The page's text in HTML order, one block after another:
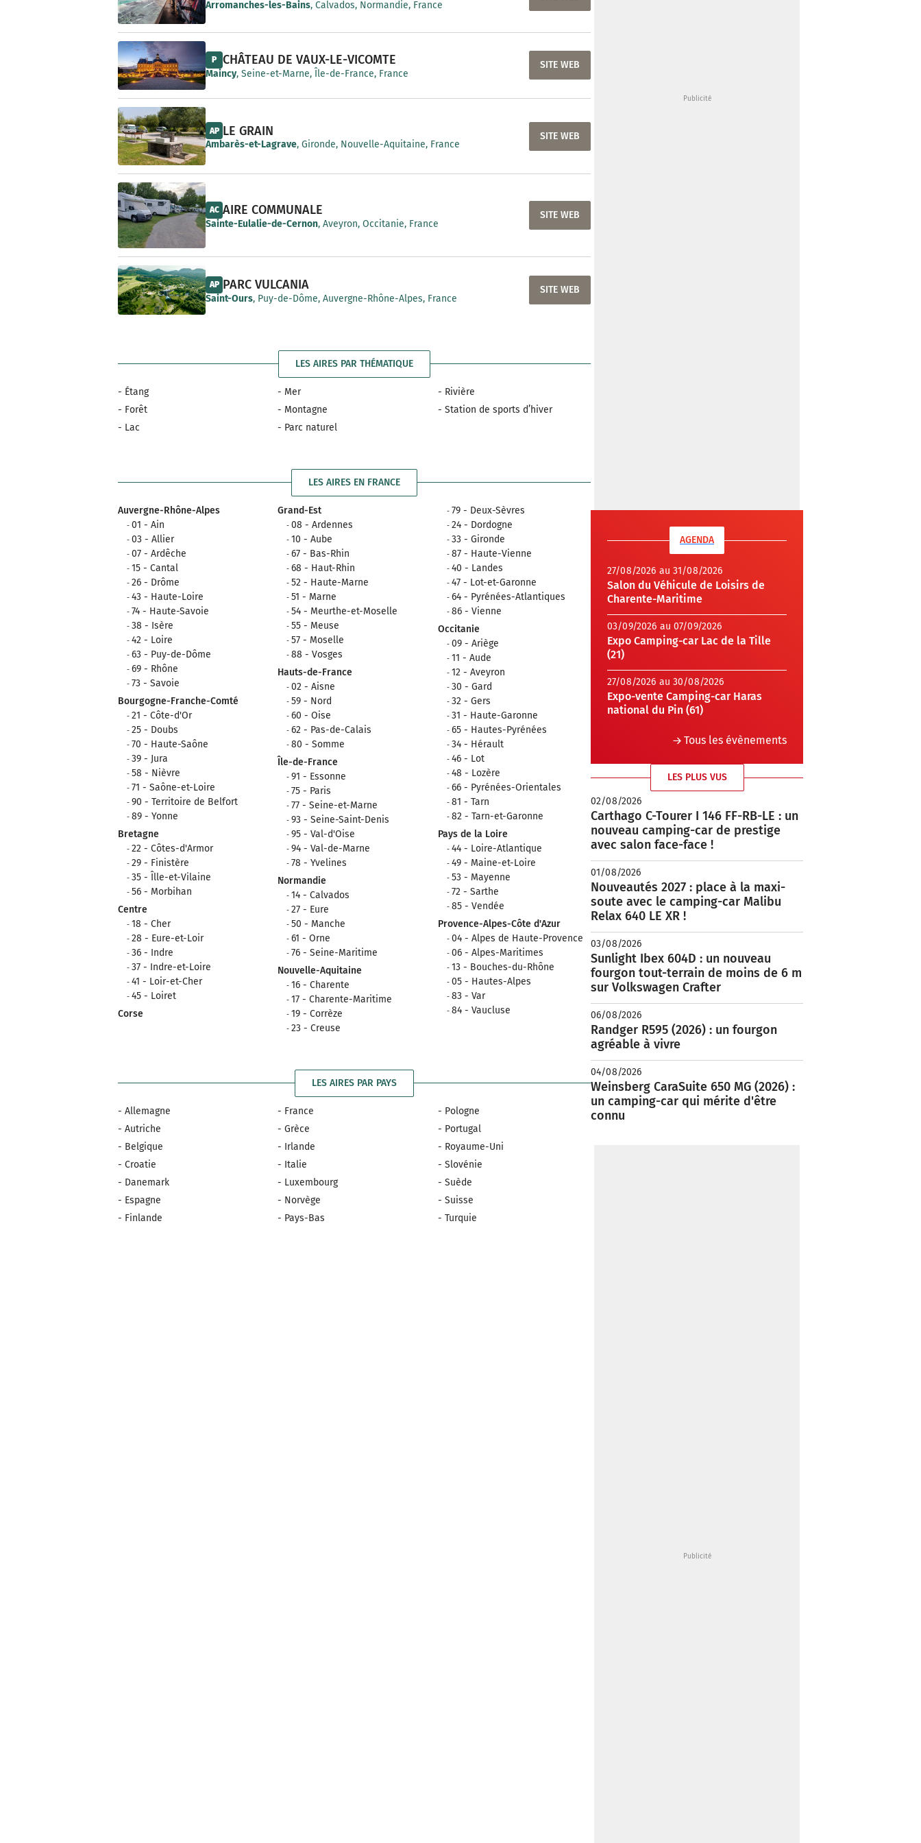
e
Arromanches-les-Bains, Calvados, Normandie, France
P CHÂTEAU DE VAUX-LE-VICOMTE
Maincy, Seine-et-Marne, Île-de-France, France
SITE WEB
AP LE GRAIN
Ambarès-et-Lagrave, Gironde, Nouvelle-Aquitaine, France
SITE WEB
AC AIRE COMMUNALE
Sainte-Eulalie-de-Cernon, Aveyron, Occitanie, France
SITE WEB
AP PARC VULCANIA
Saint-Ours, Puy-de-Dôme, Auvergne-Rhône-Alpes, France
SITE WEB
LES AIRES PAR THÉMATIQUE
- Étang
- Forêt
- Lac
- Mer
- Montagne
- Parc naturel
- Rivière
- Station de sports d’hiver
LES AIRES EN FRANCE
Auvergne-Rhône-Alpes
01 - Ain
03 - Allier
07 - Ardêche
15 - Cantal
26 - Drôme
43 - Haute-Loire
74 - Haute-Savoie
38 - Isère
42 - Loire
63 - Puy-de-Dôme
69 - Rhône
73 - Savoie
Bourgogne-Franche-Comté
21 - Côte-d'Or
25 - Doubs
70 - Haute-Saône
39 - Jura
58 - Nièvre
71 - Saône-et-Loire
90 - Territoire de Belfort
89 - Yonne
Bretagne
22 - Côtes-d'Armor
29 - Finistère
35 - Îlle-et-Vilaine
56 - Morbihan
Centre
18 - Cher
28 - Eure-et-Loir
36 - Indre
37 - Indre-et-Loire
41 - Loir-et-Cher
45 - Loiret
Corse
Grand-Est
08 - Ardennes
10 - Aube
67 - Bas-Rhin
68 - Haut-Rhin
52 - Haute-Marne
51 - Marne
54 - Meurthe-et-Moselle
55 - Meuse
57 - Moselle
88 - Vosges
Hauts-de-France
02 - Aisne
59 - Nord
60 - Oise
62 - Pas-de-Calais
80 - Somme
Île-de-France
91 - Essonne
75 - Paris
77 - Seine-et-Marne
93 - Seine-Saint-Denis
95 - Val-d'Oise
94 - Val-de-Marne
78 - Yvelines
Normandie
14 - Calvados
27 - Eure
50 - Manche
61 - Orne
76 - Seine-Maritime
Nouvelle-Aquitaine
16 - Charente
17 - Charente-Maritime
19 - Corrèze
23 - Creuse
79 - Deux-Sèvres
24 - Dordogne
33 - Gironde
87 - Haute-Vienne
40 - Landes
47 - Lot-et-Garonne
64 - Pyrénées-Atlantiques
86 - Vienne
Occitanie
09 - Ariège
11 - Aude
12 - Aveyron
30 - Gard
32 - Gers
31 - Haute-Garonne
65 - Hautes-Pyrénées
34 - Hérault
46 - Lot
48 - Lozère
66 - Pyrénées-Orientales
81 - Tarn
82 - Tarn-et-Garonne
Pays de la Loire
44 - Loire-Atlantique
49 - Maine-et-Loire
53 - Mayenne
72 - Sarthe
85 - Vendée
Provence-Alpes-Côte d'Azur
04 - Alpes de Haute-Provence
06 - Alpes-Maritimes
13 - Bouches-du-Rhône
05 - Hautes-Alpes
83 - Var
84 - Vaucluse
LES AIRES PAR PAYS
- Allemagne
- Autriche
- Belgique
- Croatie
- Danemark
- Espagne
- Finlande
- France
- Grèce
- Irlande
- Italie
- Luxembourg
- Norvège
- Pays-Bas
- Pologne
- Portugal
- Royaume-Uni
- Slovénie
- Suède
- Suisse
- Turquie
AGENDA
27/08/2026 au 31/08/2026
Salon du Véhicule de Loisirs de
Charente-Maritime
03/09/2026 au 07/09/2026
Expo Camping-car Lac de la Tille
(21)
27/08/2026 au 30/08/2026
Expo-vente Camping-car Haras
national du Pin (61)
Tous les évènements
LES PLUS VUS
02/08/2026
Carthago C-Tourer I 146 FF-RB-LE : un
nouveau camping-car de prestige
avec salon face-face !
01/08/2026
Nouveautés 2027 : place à la maxi-
soute avec le camping-car Malibu
Relax 640 LE XR !
03/08/2026
Sunlight Ibex 604D : un nouveau
fourgon tout-terrain de moins de 6 m
sur Volkswagen Crafter
06/08/2026
Randger R595 (2026) : un fourgon
agréable à vivre
04/08/2026
Weinsberg CaraSuite 650 MG (2026) :
un camping-car qui mérite d'être
connu